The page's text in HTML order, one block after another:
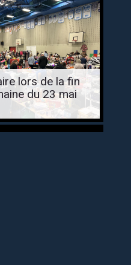
lors de la fin
du 23 mai